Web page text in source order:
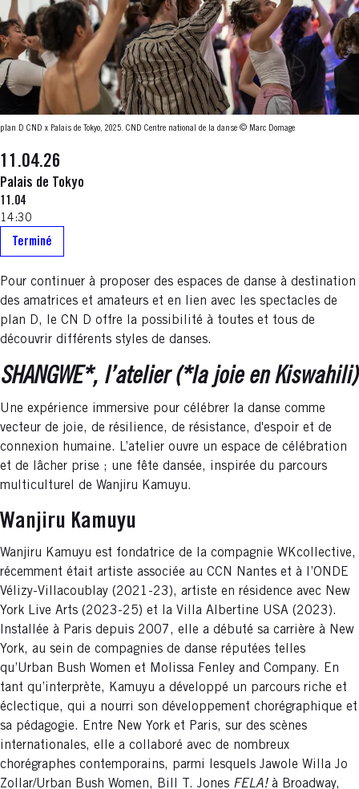
plan D CND x Palais de Tokyo, 2025. CND Centre national de la danse © Marc Domage
11.04.26
Palais de Tokyo
11.04
14:30
Terminé
Pour continuer à proposer des espaces de danse à destination
des amatrices et amateurs et en lien avec les spectacles de
plan D, le CN D offre la possibilité à toutes et tous de
découvrir différents styles de danses.
SHANGWE*, l’atelier (*la joie en Kiswahili)
Une expérience immersive pour célébrer la danse comme
vecteur de joie, de résilience, de résistance, d'espoir et de
connexion humaine. L’atelier ouvre un espace de célébration
et de lâcher prise ; une fête dansée, inspirée du parcours
multiculturel de Wanjiru Kamuyu.
Wanjiru Kamuyu
Wanjiru Kamuyu est fondatrice de la compagnie WKcollective,
récemment était artiste associée au CCN Nantes et à l’ONDE
Vélizy-Villacoublay (2021-23), artiste en résidence avec New
York Live Arts (2023-25) et la Villa Albertine USA (2023).
Installée à Paris depuis 2007, elle a débuté sa carrière à New
York, au sein de compagnies de danse réputées telles
qu’Urban Bush Women et Molissa Fenley and Company. En
tant qu’interprète, Kamuyu a développé un parcours riche et
éclectique, qui a nourri son développement chorégraphique et
sa pédagogie. Entre New York et Paris, sur des scènes
internationales, elle a collaboré avec de nombreux
chorégraphes contemporains, parmi lesquels Jawole Willa Jo
Zollar/Urban Bush Women, Bill T. Jones FELA!à Broadway,